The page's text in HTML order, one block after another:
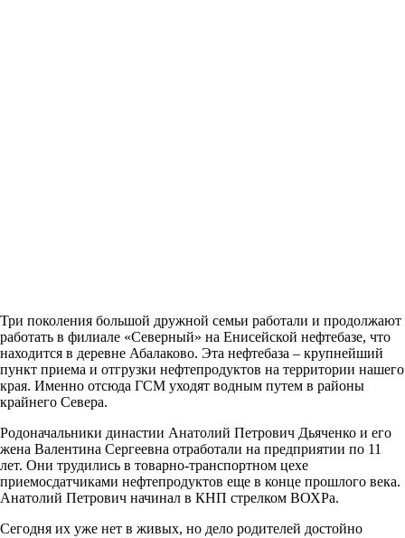
Три поколения большой дружной семьи работали и продолжают
работать в филиале «Северный» на Енисейской нефтебазе, что
находится в деревне Абалаково. Эта нефтебаза – крупнейший
пункт приема и отгрузки нефтепродуктов на территории нашего
края. Именно отсюда ГСМ уходят водным путем в районы
крайнего Севера.
Родоначальники династии Анатолий Петрович Дьяченко и его
жена Валентина Сергеевна отработали на предприятии по 11
лет. Они трудились в товарно-транспортном цехе
приемосдатчиками нефтепродуктов еще в конце прошлого века.
Анатолий Петрович начинал в КНП стрелком ВОХРа.
Сегодня их уже нет в живых, но дело родителей достойно